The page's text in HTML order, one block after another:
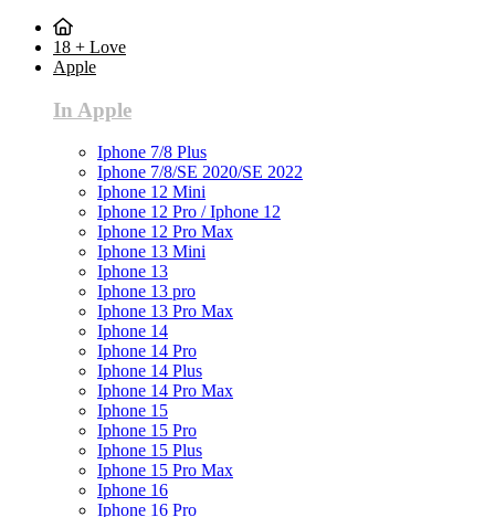
18 + Love
Apple
In Apple
Iphone 7/8 Plus
Iphone 7/8/SE 2020/SE 2022
Iphone 12 Mini
Iphone 12 Pro / Iphone 12
Iphone 12 Pro Max
Iphone 13 Mini
Iphone 13
Iphone 13 pro
Iphone 13 Pro Max
Iphone 14
Iphone 14 Pro
Iphone 14 Plus
Iphone 14 Pro Max
Iphone 15
Iphone 15 Pro
Iphone 15 Plus
Iphone 15 Pro Max
Iphone 16
Iphone 16 Pro